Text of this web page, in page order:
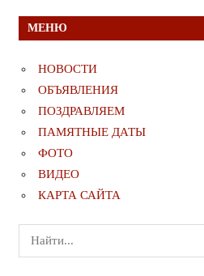
МЕНЮ
НОВОСТИ
ОБЪЯВЛЕНИЯ
ПОЗДРАВЛЯЕМ
ПАМЯТНЫЕ ДАТЫ
ФОТО
ВИДЕО
КАРТА САЙТА
Поиск
для: